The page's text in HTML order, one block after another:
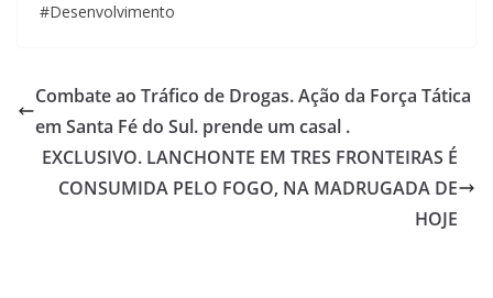
#Desenvolvimento
Combate ao Tráfico de Drogas. Ação da Força Tática
em Santa Fé do Sul. prende um casal .
EXCLUSIVO. LANCHONTE EM TRES FRONTEIRAS É
CONSUMIDA PELO FOGO, NA MADRUGADA DE
HOJE